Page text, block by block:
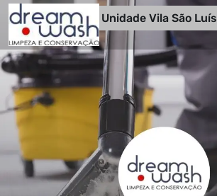
Unidade Vila São Luís